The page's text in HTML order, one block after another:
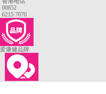
00852
6215 7070
爱康健品牌